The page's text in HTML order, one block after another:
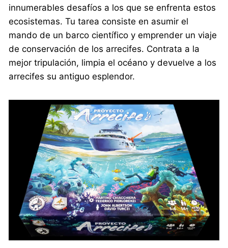
innumerables desafíos a los que se enfrenta estos
ecosistemas. Tu tarea consiste en asumir el
mando de un barco científico y emprender un viaje
de conservación de los arrecifes. Contrata a la
mejor tripulación, limpia el océano y devuelve a los
arrecifes su antiguo esplendor.